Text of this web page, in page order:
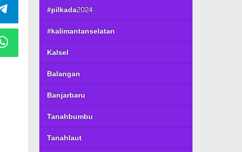
#pilkada2024
#kalimantanselatan
Kalsel
Balangan
Banjarbaru
Tanahbumbu
Tanahlaut